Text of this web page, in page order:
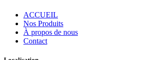
ACCUEIL
Nos Produits
À propos de nous
Contact